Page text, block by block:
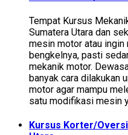
Tempat Kursus
Sumatera Utara dan
mesin motor atau ingin
bengkelnya, pasti
mekanik motor.
banyak cara dilakukan
motor agar mampu
satu modifikasi mesin
Kursus Korter/